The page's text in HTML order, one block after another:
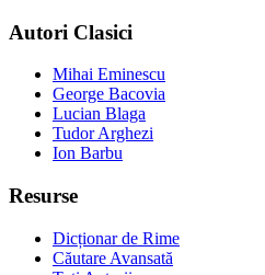
Autori Clasici
Mihai Eminescu
George Bacovia
Lucian Blaga
Tudor Arghezi
Ion Barbu
Resurse
Dicționar de Rime
Căutare Avansată